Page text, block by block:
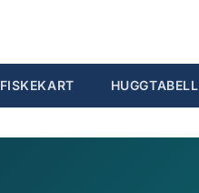
FISKEKART HUGGTABELL